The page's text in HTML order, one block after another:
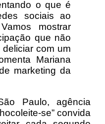
o que é
sociais ao
mostrar
que não
com um
Mariana
marketing da
Paulo, agência
se” convida